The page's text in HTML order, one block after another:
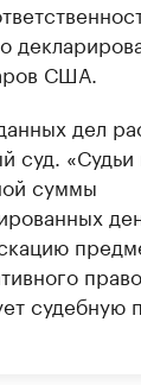
США.
дел
суд.
суммы
судебную